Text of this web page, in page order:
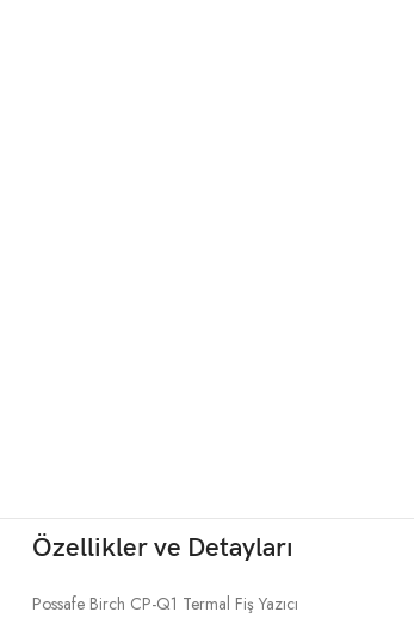
Özellikler ve Detayları
Possafe Birch CP-Q1 Termal Fiş Yazıcı